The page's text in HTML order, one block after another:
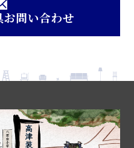
お問い合わせ